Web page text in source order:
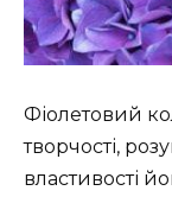
Фіолетовий
творчості,
властивості